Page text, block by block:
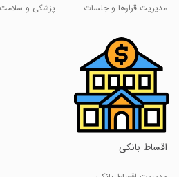
مدیریت قرارها و جلسات پزشکی و سلامت
‏اقساط بانکی